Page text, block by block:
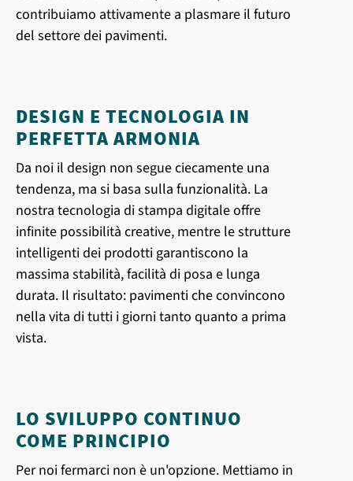
contribuiamo attivamente a plasmare il futuro
del settore dei pavimenti.
DESIGN E TECNOLOGIA IN
PERFETTA ARMONIA
Da noi il design non segue ciecamente una
tendenza, ma si basa sulla funzionalità. La
nostra tecnologia di stampa digitale offre
infinite possibilità creative, mentre le strutture
intelligenti dei prodotti garantiscono la
massima stabilità, facilità di posa e lunga
durata. Il risultato: pavimenti che convincono
nella vita di tutti i giorni tanto quanto a prima
vista.
LO SVILUPPO CONTINUO
COME PRINCIPIO
Per noi fermarci non è un'opzione. Mettiamo in